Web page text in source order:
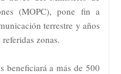
(MOPC), pone fin a
terrestre y años
zonas.
beneficiará a más de 500